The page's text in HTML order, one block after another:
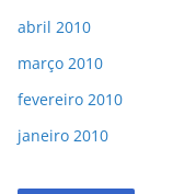
abril 2010
março 2010
fevereiro 2010
janeiro 2010